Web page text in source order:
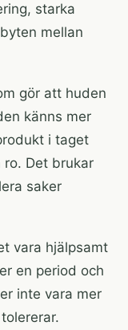
starka
mellan
gör att huden
känns mer
i taget
ro. Det brukar
saker
vara hjälpsamt
en period och
inte vara mer